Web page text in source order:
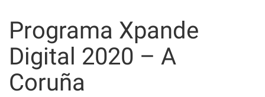
content
Programa Xpande
Digital 2020 – A
Coruña